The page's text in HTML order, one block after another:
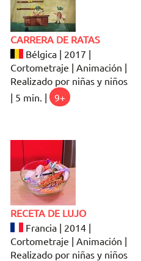
CARRERA DE RATAS
Bélgica | 2017 |
Cortometraje | Animación |
Realizado por niñas y niños
| 5 min. |
9+
RECETA DE LUJO
Francia | 2014 |
Cortometraje | Animación |
Realizado por niñas y niños